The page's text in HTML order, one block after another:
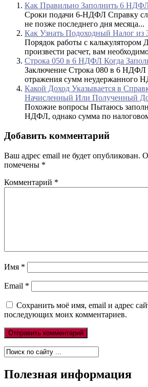
Как Правильно Заполнить 6
Сроки подачи 6-НДФЛ Справку
не позже последнего дня месяца...
Как Узнать Подоходный Налог из
Порядок работы с калькулятором
произвести расчет, вам
Строка 050 в 6 НДФЛ Когда
Заключение Строка 080 в 6 НДФЛ
отражения сумм неудержанного
Какой Доход Указывается в
Начисленный Или Полученный
Похожие вопросы Пытаюсь
НДФЛ, однако сумма по
Добавить комментарий
Ваш адрес email не будет опубликован.
помечены *
Комментарий *
Имя *
Email *
Сохранить моё имя, email и адрес
последующих моих комментариев.
Полезная информация